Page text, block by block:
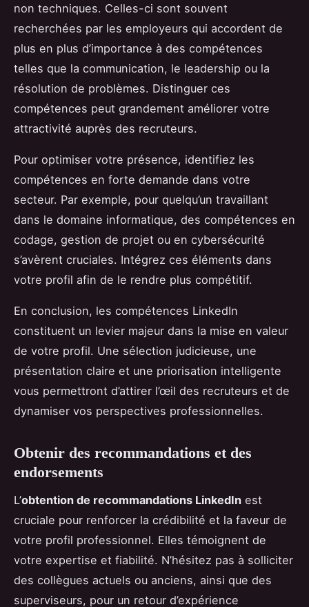
non techniques. Celles-ci sont souvent
recherchées par les employeurs qui accordent de
plus en plus d’importance à des compétences
telles que la communication, le leadership ou la
résolution de problèmes. Distinguer ces
compétences peut grandement améliorer votre
attractivité auprès des recruteurs.
Pour optimiser votre présence, identifiez les
compétences en forte demande dans votre
secteur. Par exemple, pour quelqu’un travaillant
dans le domaine informatique, des compétences en
codage, gestion de projet ou en cybersécurité
s’avèrent cruciales. Intégrez ces éléments dans
votre profil afin de le rendre plus compétitif.
En conclusion, les compétences LinkedIn
constituent un levier majeur dans la mise en valeur
de votre profil. Une sélection judicieuse, une
présentation claire et une priorisation intelligente
vous permettront d’attirer l’œil des recruteurs et de
dynamiser vos perspectives professionnelles.
Obtenir des recommandations et des
endorsements
L’obtention de recommandations LinkedIn est
cruciale pour renforcer la crédibilité et la faveur de
votre profil professionnel. Elles témoignent de
votre expertise et fiabilité. N’hésitez pas à solliciter
des collègues actuels ou anciens, ainsi que des
superviseurs, pour un retour d’expérience